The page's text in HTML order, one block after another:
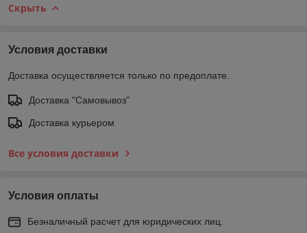
Скрыть
Условия доставки
Доставка осуществляется только по предоплате.
Доставка "Самовывоз"
Доставка курьером
Все условия доставки
Условия оплаты
Безналичный расчет для юридических лиц.